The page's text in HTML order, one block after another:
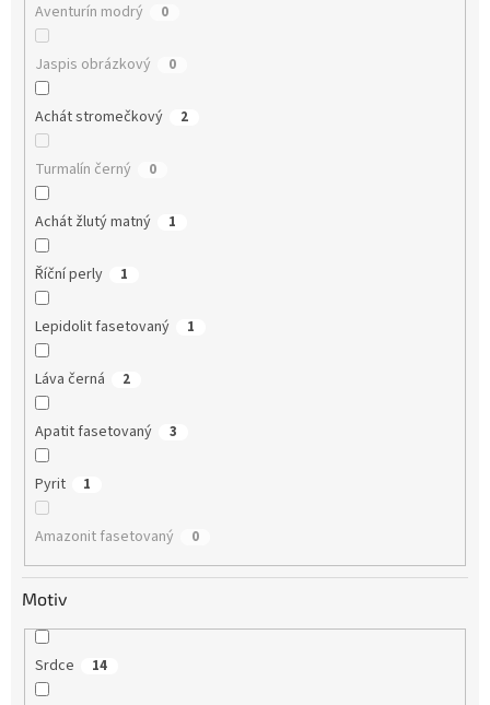
Aventurín modrý 0
Jaspis obrázkový 0
Achát stromečkový 2
Turmalín černý 0
Achát žlutý matný 1
Říční perly 1
Lepidolit fasetovaný 1
Láva černá 2
Apatit fasetovaný 3
Pyrit 1
Amazonit fasetovaný 0
Motiv
Srdce 14